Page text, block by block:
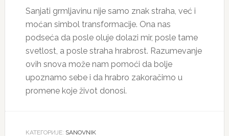
Sanjati grmljavinu nije samo znak straha, već i
moćan simbol transformacije. Ona nas
podseća da posle oluje dolazi mir, posle tame
svetlost, a posle straha hrabrost. Razumevanje
ovih snova može nam pomoći da bolje
upoznamo sebe i da hrabro zakoračimo u
promene koje život donosi.
КАТЕГОРИЈЕ: SANOVNIK